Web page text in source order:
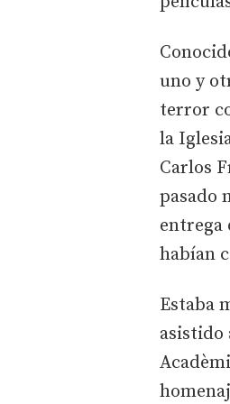
uno y
terror
la
Carlos
pasado
entrega
habían
Estaba
asistido